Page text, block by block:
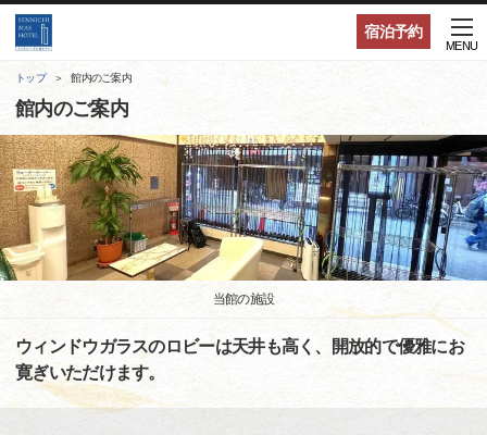
宿泊予約
MENU
トップ 館内のご案内
館内のご案内
当館の施設
ウィンドウガラスのロビーは天井も高く、開放的で優雅にお
寛ぎいただけます。